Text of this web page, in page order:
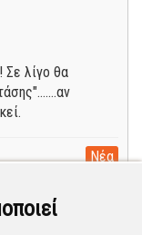
Σε λίγο θα
Νέα